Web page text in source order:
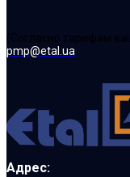
(Cогласно тарифам
pmp@etal.ua
Адрес: